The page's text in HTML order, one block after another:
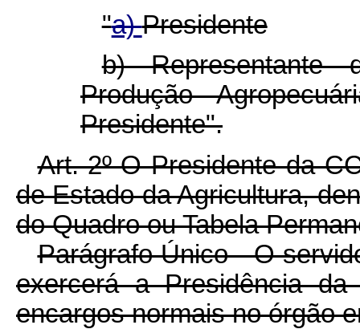
"a)Presidente
b) Representante
Produção
Presidente".
Art. 2º-O Presidente da
de Estado da Agricultura,
do Quadro ou Tabela
Parágrafo Único - O
exercerá a Presidência
encargos normais no órgão